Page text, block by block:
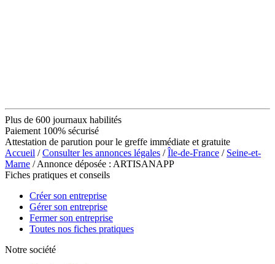
Plus de 600 journaux habilités
Paiement 100% sécurisé
Attestation de parution pour le greffe immédiate et gratuite
Accueil /Consulter les annonces légales /Île-de-France / Seine-et-
Marne / Annonce déposée : ARTISANAPP
Fiches pratiques et conseils
Créer son entreprise
Gérer son entreprise
Fermer son entreprise
Toutes nos fiches pratiques
Notre société